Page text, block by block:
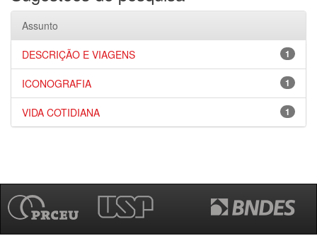
Assunto
1
DESCRIÇÃO E VIAGENS
1
ICONOGRAFIA
1
VIDA COTIDIANA